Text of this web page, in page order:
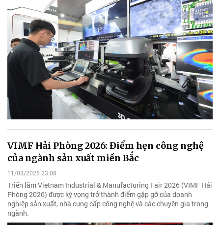
VIMF Hải Phòng 2026: Điểm hẹn công nghệ
của ngành sản xuất miền Bắc
11/03/2026 23:08
Triển lãm Vietnam Industrial & Manufacturing Fair 2026 (VIMF Hải
Phòng 2026) được kỳ vọng trở thành điểm gặp gỡ của doanh
nghiệp sản xuất, nhà cung cấp công nghệ và các chuyên gia trong
ngành.